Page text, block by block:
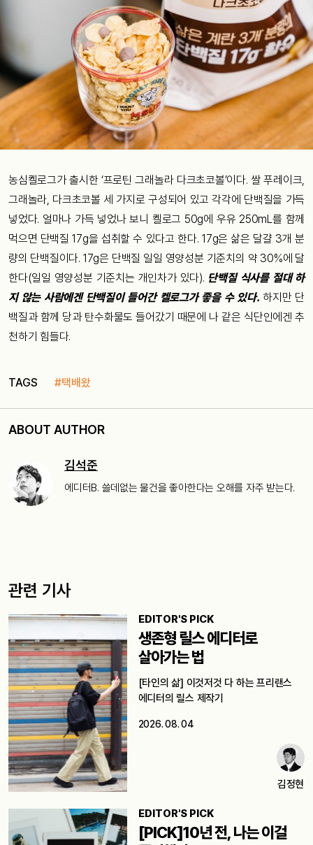
농심켈로그가 출시한 ‘프로틴 그래놀라 다크초코볼’이다. 쌀 푸레이크,
그래놀라, 다크초코볼 세 가지로 구성되어 있고 각각에 단백질을 가득
넣었다. 얼마나 가득 넣었나 보니 켈로그 50g에 우유 250mL를 함께
먹으면 단백질 17g을 섭취할 수 있다고 한다. 17g은 삶은 달걀 3개 분
량의 단백질이다. 17g은 단백질 일일 영양성분 기준치의 약 30%에 달
한다(일일 영양성분 기준치는 개인차가 있다). 단백질 식사를 절대 하
지 않는 사람에겐 단백질이 들어간 켈로그가 좋을 수 있다. 하지만 단
백질과 함께 당과 탄수화물도 들어갔기 때문에 나 같은 식단인에겐 추
천하기 힘들다.
TAGS #택배왔
ABOUT AUTHOR
김석준
에디터B. 쓸데없는 물건을 좋아한다는 오해를 자주 받는다.
관련 기사
EDITOR'S PICK
생존형 릴스 에디터로
살아가는 법
[타인의 삶] 이것저것 다 하는 프리랜스
에디터의 릴스 제작기
2026. 08. 04
김정현
EDITOR'S PICK
[PICK]10년 전, 나는 이걸